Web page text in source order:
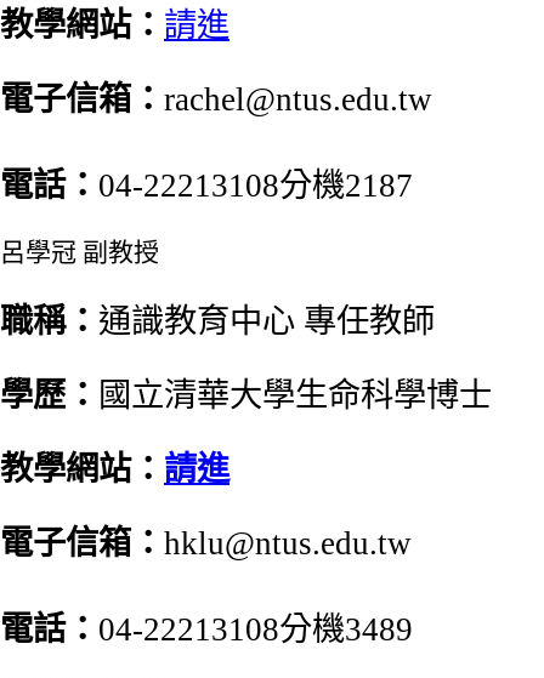
教學網站： 請進
電子信箱： rachel@ntus.edu.tw
電話： 04-22213108分機2187
呂學冠 副教授
職稱： 通識教育中心 專任教師
學歷： 國立清華大學生命科學博士
教學網站： 請進
電子信箱： hklu@ntus.edu.tw
電話： 04-22213108分機3489